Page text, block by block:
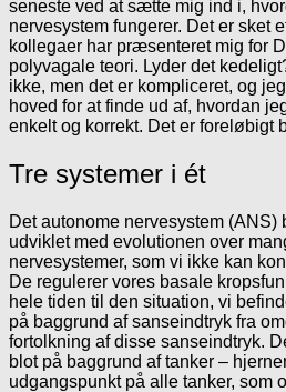
seneste ved at sætte mig ind i,
nervesystem fungerer. Det er sket
kollegaer har præsenteret mig for
polyvagale teori. Lyder det
ikke, men det er kompliceret, og
hoved for at finde ud af, hvordan
enkelt og korrekt. Det er foreløbigt
Tre systemer i ét
Det autonome nervesystem (ANS)
udviklet med evolutionen over
nervesystemer, som vi ikke kan
De regulerer vores basale
hele tiden til den situation, vi
på baggrund af sanseindtryk fra
fortolkning af disse sanseindtryk.
blot på baggrund af tanker –
udgangspunkt på alle tanker, som